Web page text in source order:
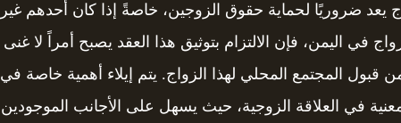
يعد ضروريًا لحماية حقوق الزوجين، خاصةً إذا كان أحدهم غير
في اليمن، فإن الالتزام بتوثيق هذا العقد يصبح أمراً لا غنى
قبول المجتمع المحلي لهذا الزواج. يتم إيلاء أهمية خاصة في
في العلاقة الزوجية، حيث يسهل على الأجانب الموجودين